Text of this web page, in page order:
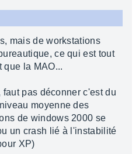
mais de workstations
ce qui est tout
que la MAO...
pas déconner c'est du
moyenne des
de windows 2000 se
un crash lié à l'instabilité
XP)